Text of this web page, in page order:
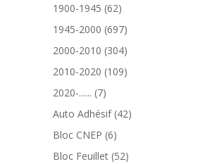
1900-1945 6262
produits
1945-2000 697697
produits
2000-2010 304304
produits
2010-2020 109109
2020-...... 77
produits
Auto Adhésif 4242
Bloc CNEP 66
produits
Bloc Feuillet 5252